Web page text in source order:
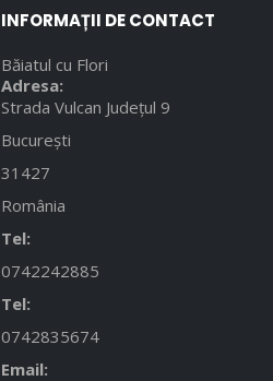
INFORMAȚII DE CONTACT
Băiatul cu Flori
Adresa:
Strada Vulcan Județul 9
București
31427
România
Tel:
0742242885
Tel:
0742835674
Email: